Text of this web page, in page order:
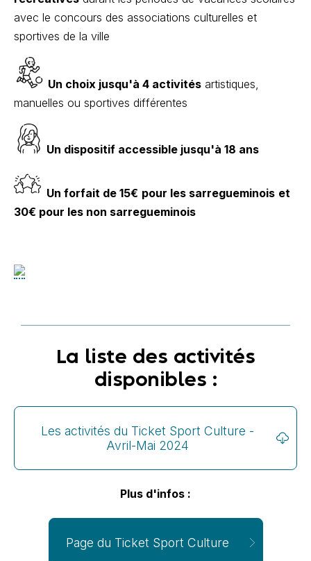
avec le concours des associations culturelles et
sportives de la ville
Un choix jusqu'à 4 activités artistiques,
manuelles ou sportives différentes
Un dispositif accessible jusqu'à 18 ans
Un forfait de 15€ pour les sarregueminois et
30€ pour les non sarregueminois
La liste des activités
disponibles :
Les activités du Ticket Sport Culture -
Avril-Mai 2024
Plus d'infos :
Page du Ticket Sport Culture